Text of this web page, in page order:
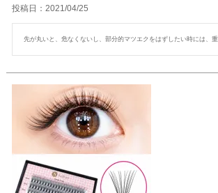
投稿日 2021/04/25
先が丸いと、危なくないし、部分的マツエクをはずしたい時には、